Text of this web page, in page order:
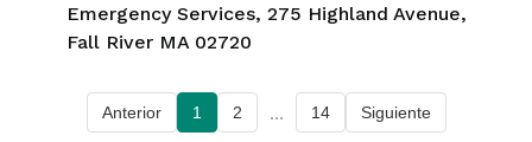
Cómo llegar
Emergency Services, 275 Highland Avenue,
Fall River MA 02720
Anterior 1 2 ... 14 Siguiente